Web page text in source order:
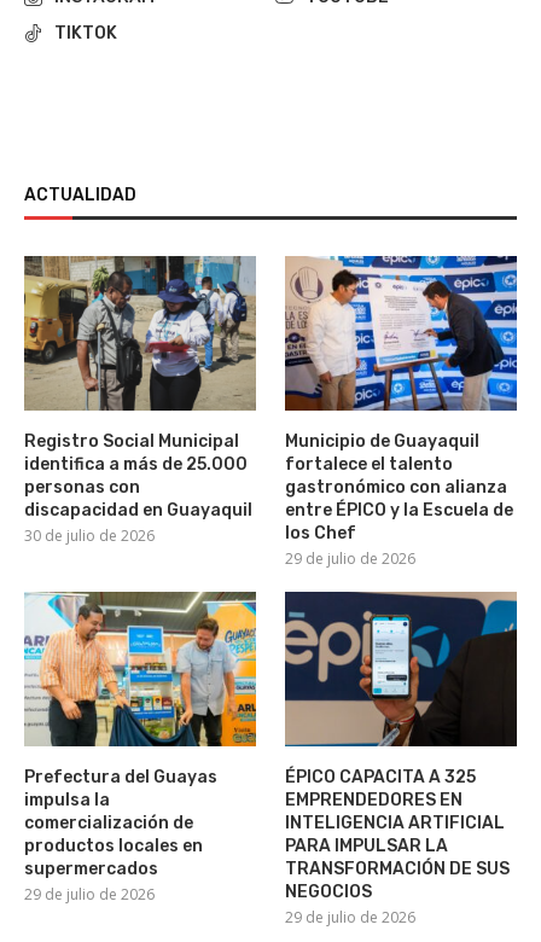
TIKTOK
ACTUALIDAD
Registro Social Municipal
identifica a más de 25.000
personas con
discapacidad en Guayaquil
30 de julio de 2026
Municipio de Guayaquil
fortalece el talento
gastronómico con alianza
entre ÉPICO y la Escuela de
los Chef
29 de julio de 2026
Prefectura del Guayas
impulsa la
comercialización de
productos locales en
supermercados
29 de julio de 2026
ÉPICO CAPACITA A 325
EMPRENDEDORES EN
INTELIGENCIA ARTIFICIAL
PARA IMPULSAR LA
TRANSFORMACIÓN DE SUS
NEGOCIOS
29 de julio de 2026